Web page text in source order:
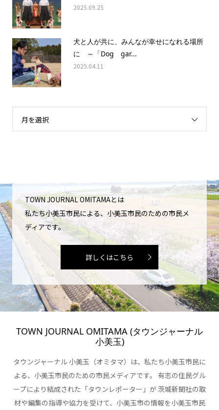
2025.09.25
犬と人が共に、みんなが幸せになれる場所
に ～「Dog gar...
2025.04.11
月を選択
TOWN JOURNAL OMITAMAとは
私たち小美玉市民による、小美玉市民のための市民メ
ディアです。
詳しくはこちら
TOWN JOURNAL OMITAMA (タウンジャーナル
小美玉)
タウンジャーナル 小美玉（オミタマ）は、私たち小美玉市民に
よる、小美玉市民のための市民メディアです。 有志の住民グル
ープにより結成された「タウンレポーター」が 茨城新聞社の取
材や編集の指導や協力を受けて、小美玉市の情報を小美玉市民